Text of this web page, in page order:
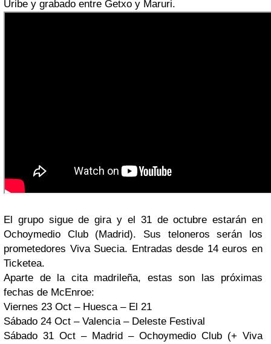
Uribe y grabado entre Getxo y Maruri.
El grupo sigue de gira y el 31 de octubre estarán en
Ochoymedio Club (Madrid). Sus teloneros serán los
prometedores Viva Suecia. Entradas desde 14 euros en
Ticketea.
Aparte de la cita madrileña, estas son las próximas
fechas de McEnroe:
Viernes 23 Oct – Huesca – El 21
Sábado 24 Oct – Valencia – Deleste Festival
Sábado 31 Oct – Madrid – Ochoymedio Club (+ Viva